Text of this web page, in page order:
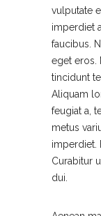
vulputate
imperdiet
faucibus.
eget eros.
tincidunt
Aliquam
feugiat a,
metus
imperdiet.
Curabitur
dui.